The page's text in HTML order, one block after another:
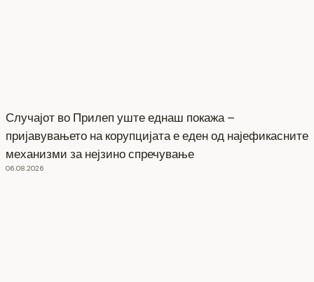
Случајот во Прилеп уште еднаш покажа –
пријавувањето на корупцијата е еден од најефикасните
механизми за нејзино спречување
06.08.2026